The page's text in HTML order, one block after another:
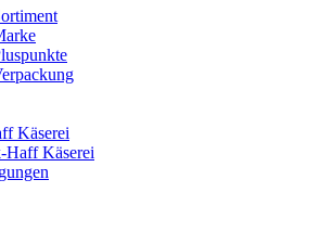
Käserei
Haff Käserei